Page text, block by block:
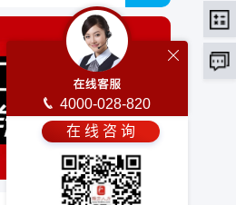
4000-028-820
在 线 咨 询